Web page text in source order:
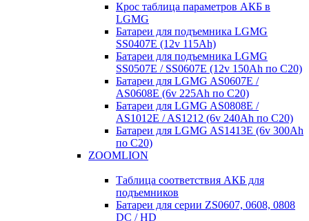
Крос таблица параметров АКБ в
LGMG
Батареи для подъемника LGMG
SS0407E (12v 115Ah)
Батареи для подъемника LGMG
SS0507E / SS0607E (12v 150Ah по С20)
Батареи для LGMG AS0607E /
AS0608E (6v 225Ah по С20)
Батареи для LGMG AS0808E /
AS1012E / AS1212 (6v 240Ah по С20)
Батареи для LGMG AS1413E (6v 300Ah
по С20)
ZOOMLION
Таблица соответствия АКБ для
подъемников
Батареи для серии ZS0607, 0608, 0808
DC / HD